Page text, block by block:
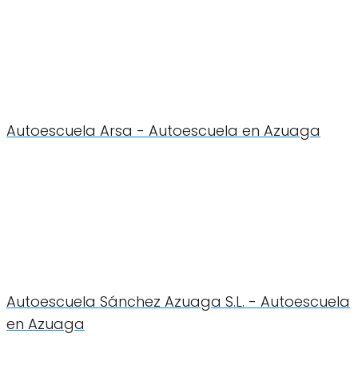
Autoescuela Arsa - Autoescuela en Azuaga
Autoescuela Sánchez Azuaga S.L. - Autoescuela
en Azuaga